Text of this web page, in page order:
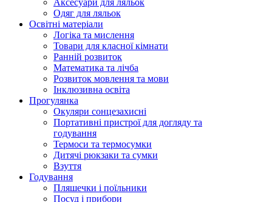
Аксесуари для ляльок
Одяг для ляльок
Освітні матеріали
Логіка та мислення
Товари для класної кімнати
Ранній розвиток
Математика та лічба
Розвиток мовлення та мови
Інклюзивна освіта
Прогулянка
Окуляри сонцезахисні
Портативні пристрої для догляду та
годування
Термоси та термосумки
Дитячі рюкзаки та сумки
Взуття
Годування
Пляшечки і поїльники
Посуд і прибори